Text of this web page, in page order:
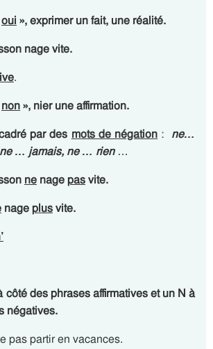
oui », exprimer un fait, une réalité.
nage vite.
.
non», nier une affirmation.
par des mots de négation : ne…
… jamais, ne … rien …
ne nagepasvite.
nageplusvite.
côté des phrases affirmatives et un N à
négatives.
pas partir en vacances.